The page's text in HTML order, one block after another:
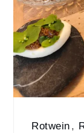
Rotwein,